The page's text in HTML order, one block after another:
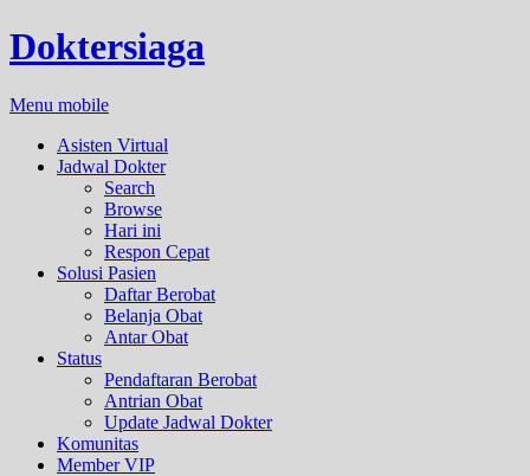
Doktersiaga
Menu mobile
Asisten Virtual
Jadwal Dokter
Search
Browse
Hari ini
Respon Cepat
Solusi Pasien
Daftar Berobat
Belanja Obat
Antar Obat
Status
Pendaftaran Berobat
Antrian Obat
Update Jadwal Dokter
Komunitas
Member VIP